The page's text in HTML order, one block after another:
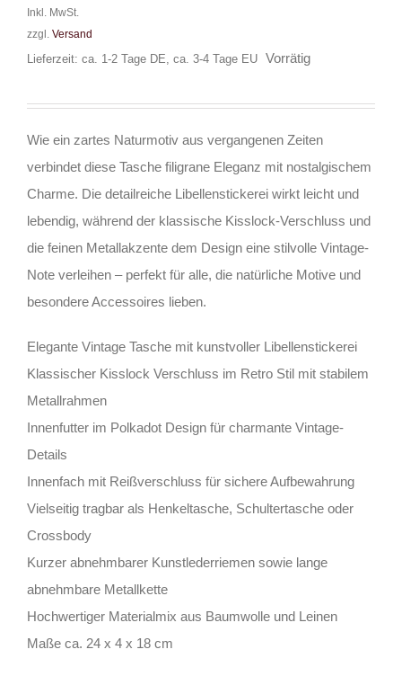
Inkl. MwSt.
zzgl. Versand
Lieferzeit: ca. 1-2 Tage DE, ca. 3-4 Tage EU
Vorrätig
Wie ein zartes Naturmotiv aus vergangenen Zeiten
verbindet diese Tasche filigrane Eleganz mit nostalgischem
Charme. Die detailreiche Libellenstickerei wirkt leicht und
lebendig, während der klassische Kisslock-Verschluss und
die feinen Metallakzente dem Design eine stilvolle Vintage-
Note verleihen – perfekt für alle, die natürliche Motive und
besondere Accessoires lieben.
Elegante Vintage Tasche mit kunstvoller Libellenstickerei
Klassischer Kisslock Verschluss im Retro Stil mit stabilem
Metallrahmen
Innenfutter im Polkadot Design für charmante Vintage-
Details
Innenfach mit Reißverschluss für sichere Aufbewahrung
Vielseitig tragbar als Henkeltasche, Schultertasche oder
Crossbody
Kurzer abnehmbarer Kunstlederriemen sowie lange
abnehmbare Metallkette
Hochwertiger Materialmix aus Baumwolle und Leinen
Maße ca. 24 x 4 x 18 cm